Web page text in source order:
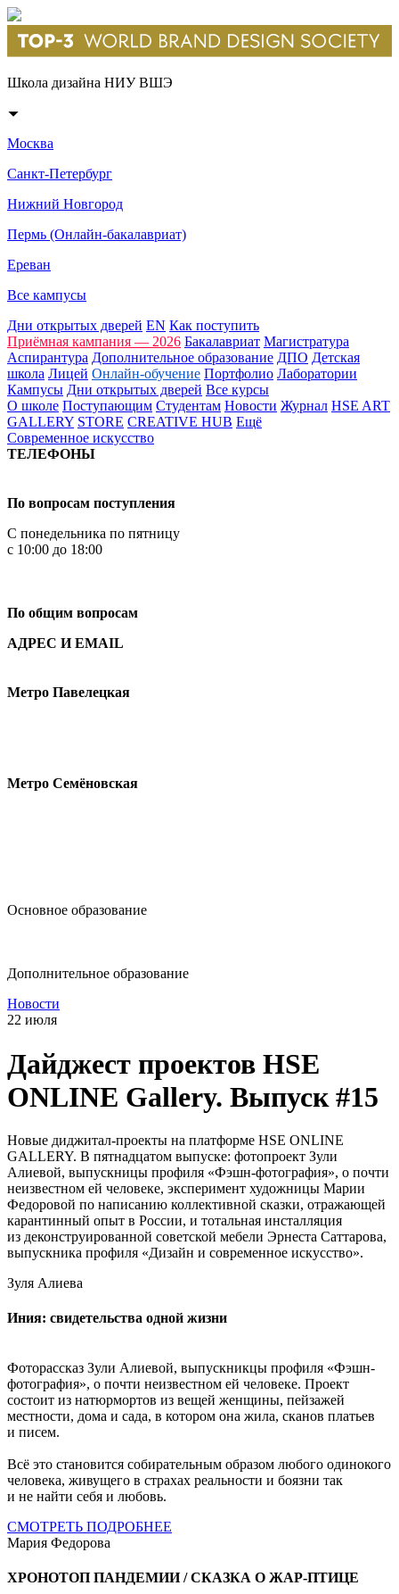
Школа дизайна НИУ ВШЭ
Москва
Санкт-Петербург
Нижний Новгород
Пермь (Онлайн-бакалавриат)
Ереван
Все кампусы
Дни открытых дверей EN Как поступить
Приёмная кампания — 2026 Бакалавриат Магистратура
Аспирантура Дополнительное образование ДПО Детская
школа Лицей Онлайн-обучение Портфолио Лаборатории
Кампусы Дни открытых дверей Все курсы
О школе Поступающим Студентам Новости Журнал HSE ART
GALLERY STORE CREATIVE HUB Ещё
Современное искусство
ТЕЛЕФОНЫ
По вопросам поступления
С понедельника по пятницу
с 10:00 до 18:00
По общим вопросам
АДРЕС И EMAIL
Метро Павелецкая
Метро Семёновская
Основное образование
Дополнительное образование
Новости
22 июля
Дайджест проектов HSE
ONLINE Gallery. Выпуск #15
Новые диджитал-проекты на платформе HSE ONLINE
GALLERY. В пятнадцатом выпуске: фотопроект Зули
Алиевой, выпускницы профиля «Фэшн-фотография», о почти
неизвестном ей человеке, эксперимент художницы Марии
Федоровой по написанию коллективной сказки, отражающей
карантинный опыт в России, и тотальная инсталляция
из деконструированной советской мебели Эрнеста Саттарова,
выпускника профиля «Дизайн и современное искусство».
Зуля Алиева
Иния: свидетельства одной жизни
Фоторассказ Зули Алиевой, выпускникцы профиля «Фэшн-
фотография», о почти неизвестном ей человеке. Проект
состоит из натюрмортов из вещей женщины, пейзажей
местности, дома и сада, в котором она жила, сканов платьев
и писем.
Всё это становится собирательным образом любого одинокого
человека, живущего в страхах реальности и боязни так
и не найти себя и любовь.
СМОТРЕТЬ ПОДРОБНЕЕ
Мария Федорова
ХРОНОТОП ПАНДЕМИИ / СКАЗКА О ЖАР-ПТИЦЕ